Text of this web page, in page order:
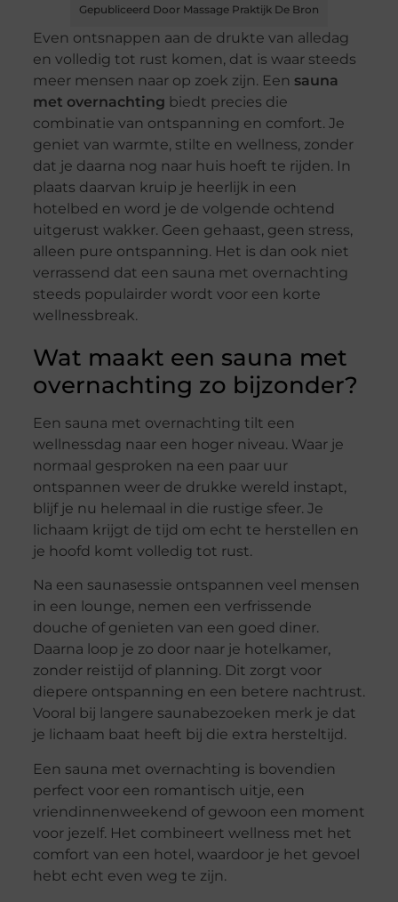
Gepubliceerd Door Massage Praktijk De Bron
Even ontsnappen aan de drukte van alledag
en volledig tot rust komen, dat is waar steeds
meer mensen naar op zoek zijn. Een sauna
met overnachting biedt precies die
combinatie van ontspanning en comfort. Je
geniet van warmte, stilte en wellness, zonder
dat je daarna nog naar huis hoeft te rijden. In
plaats daarvan kruip je heerlijk in een
hotelbed en word je de volgende ochtend
uitgerust wakker. Geen gehaast, geen stress,
alleen pure ontspanning. Het is dan ook niet
verrassend dat een sauna met overnachting
steeds populairder wordt voor een korte
wellnessbreak.
Wat maakt een sauna met
overnachting zo bijzonder?
Een sauna met overnachting tilt een
wellnessdag naar een hoger niveau. Waar je
normaal gesproken na een paar uur
ontspannen weer de drukke wereld instapt,
blijf je nu helemaal in die rustige sfeer. Je
lichaam krijgt de tijd om echt te herstellen en
je hoofd komt volledig tot rust.
Na een saunasessie ontspannen veel mensen
in een lounge, nemen een verfrissende
douche of genieten van een goed diner.
Daarna loop je zo door naar je hotelkamer,
zonder reistijd of planning. Dit zorgt voor
diepere ontspanning en een betere nachtrust.
Vooral bij langere saunabezoeken merk je dat
je lichaam baat heeft bij die extra hersteltijd.
Een sauna met overnachting is bovendien
perfect voor een romantisch uitje, een
vriendinnenweekend of gewoon een moment
voor jezelf. Het combineert wellness met het
comfort van een hotel, waardoor je het gevoel
hebt echt even weg te zijn.